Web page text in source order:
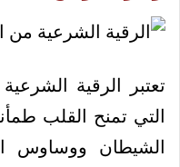
تعتبر الرقية
التي تمنح القلب
الشيطان ووساوس